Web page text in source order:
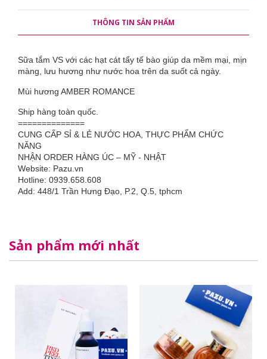
THÔNG TIN SẢN PHẨM
Sữa tắm VS với các hạt cát tẩy tế bào giúp da mềm mại, mịn
màng, lưu hương như nước hoa trên da suốt cả ngày.
Mùi hương AMBER ROMANCE
Ship hàng toàn quốc.
==============
CUNG CẤP SỈ & LẺ NƯỚC HOA, THỰC PHẨM CHỨC
NĂNG
NHẬN ORDER HÀNG ÚC – MỸ - NHẬT
Website: Pazu.vn
Hotline: 0939.658.608
Add: 448/1 Trần Hưng Đạo, P.2, Q.5, tphcm
Sản phẩm mới nhất